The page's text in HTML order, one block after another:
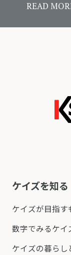
READ
ケイズを知る
ケイズが目指す
数字でみるケイ
ケイズの暮らし